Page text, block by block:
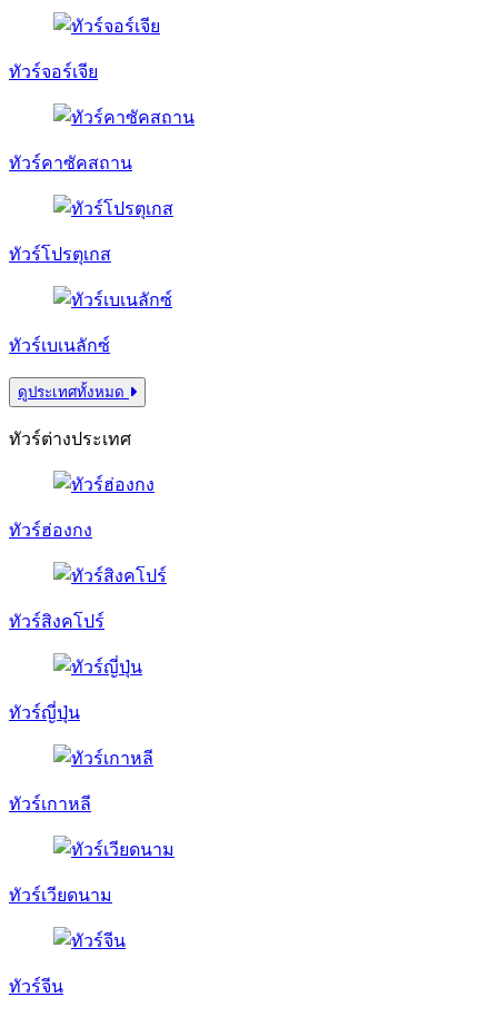
ทัวร์จอร์เจีย
ทัวร์คาซัคสถาน
ทัวร์โปรตุเกส
ทัวร์เบเนลักซ์
ดูประเทศทั้งหมด
ทัวร์ต่างประเทศ
ทัวร์ฮ่องกง
ทัวร์สิงคโปร์
ทัวร์ญี่ปุ่น
ทัวร์เกาหลี
ทัวร์เวียดนาม
ทัวร์จีน